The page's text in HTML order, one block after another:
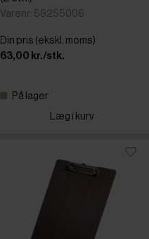
Varenr: 59255006
Din pris (ekskl. moms)
63,00 kr./stk.
På lager
Læg i kurv